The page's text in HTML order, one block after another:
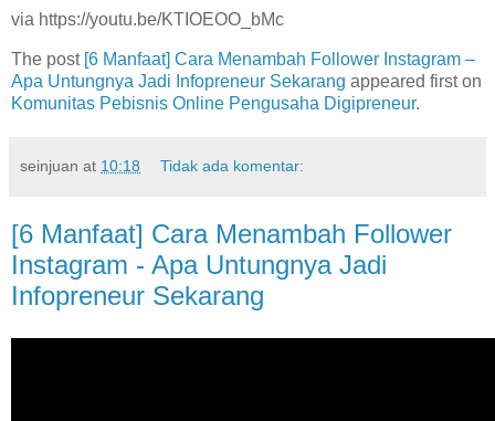
via https://youtu.be/KTIOEOO_bMc
The post [6 Manfaat] Cara Menambah Follower Instagram –
Apa Untungnya Jadi Infopreneur Sekarang appeared first on
Komunitas Pebisnis Online Pengusaha Digipreneur.
seinjuan at 10:18 Tidak ada komentar:
[6 Manfaat] Cara Menambah Follower
Instagram - Apa Untungnya Jadi
Infopreneur Sekarang